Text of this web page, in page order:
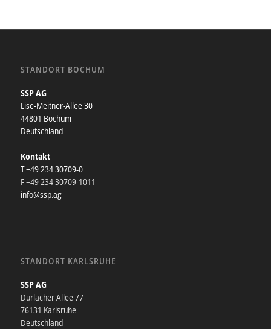
STANDORT BOCHUM
SSP AG
Lise-Meitner-Allee 30
44801 Bochum
Deutschland
Kontakt
T +49 234 30709-0
F +49 234 30709-1011
info@ssp.ag
STANDORT KARLSRUHE
SSP AG
Durlacher Allee 77
76131 Karlsruhe
Deutschland